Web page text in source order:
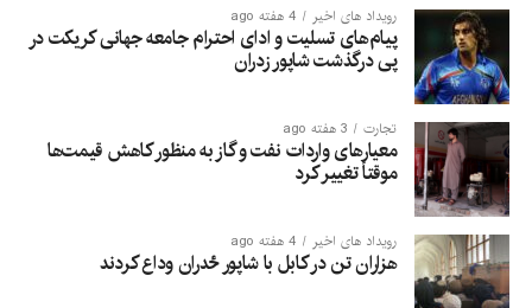
رویداد های اخیر 4 هفته ago
پیام‌های تسلیت و ادای احترام جامعه جهانی کریکت در
پی درگذشت شاپور زدران
تجارت 3 هفته ago
معیارهای واردات نفت و گاز به منظور کاهش قیمت‌ها
موقتاً تغییر کرد
رویداد های اخیر 4 هفته ago
هزاران تن در کابل با شاپور ځدران وداع کردند